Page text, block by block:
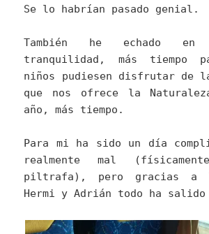
Se lo habrían pasado genial.
También he echado
tranquilidad, más tiempo
niños pudiesen disfrutar de
que nos ofrece la
año, más tiempo.
Para mi ha sido un día
realmente mal
piltrafa), pero gracias a
Hermi y Adrián todo ha